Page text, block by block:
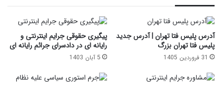
آدرس پلیس فتا تهران | آدرس جدید
پلیس فتا تهران بزرگ
31 فروردین 1405
پیگیری حقوقی جرایم اینترنتی و
رایانه ای در دادسرای جرائم رایانه ای
5 آبان 1403